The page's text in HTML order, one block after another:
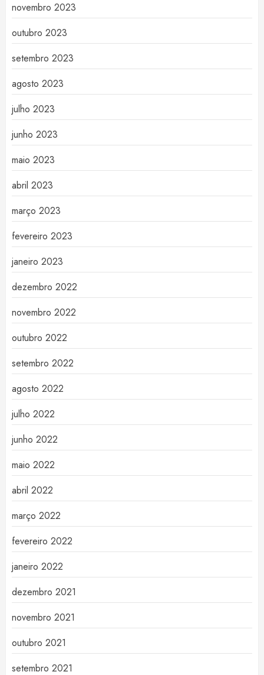
novembro 2023
outubro 2023
setembro 2023
agosto 2023
julho 2023
junho 2023
maio 2023
abril 2023
março 2023
fevereiro 2023
janeiro 2023
dezembro 2022
novembro 2022
outubro 2022
setembro 2022
agosto 2022
julho 2022
junho 2022
maio 2022
abril 2022
março 2022
fevereiro 2022
janeiro 2022
dezembro 2021
novembro 2021
outubro 2021
setembro 2021